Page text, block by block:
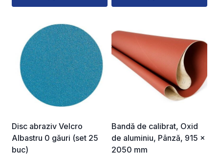
mai
multe
variații.
Opțiunile
alese
în
pagina
are
mai
multe
variații.
alese
în
pagina
Disc abraziv Velcro
Albastru 0 găuri (set 25
buc)
Bandă de calibrat, Oxid
de aluminiu, Pânză, 915 x
2050 mm